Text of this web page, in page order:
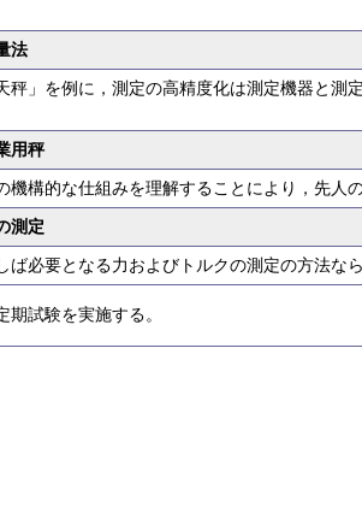
法
秤」を例に，測定の高精度化は測定機器と測
用秤
機構的な仕組みを理解することにより，先人
測定
ば必要となる力およびトルクの測定の方法な
期試験を実施する。